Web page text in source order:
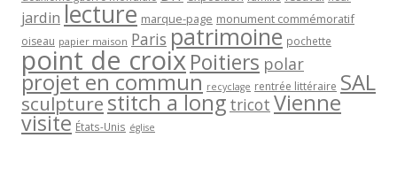
jardin lecture marque-page monument commémoratif
oiseau papier maison Paris patrimoine pochette
point de croixPoitiers polar
projet en commun recyclage rentrée littéraire SAL
sculpturestitch a long tricot Vienne
visite États-Unis église